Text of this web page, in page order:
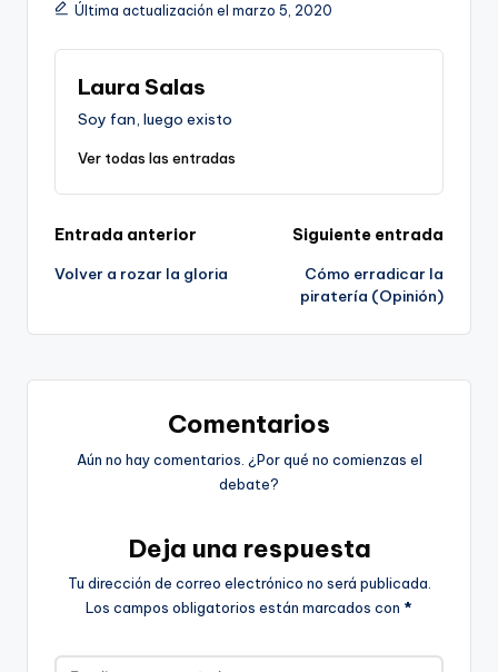
Última actualización el marzo 5, 2020
Laura Salas
Soy fan, luego existo
Ver todas las entradas
Navegación
de
entradas
Entrada anterior
Volver a rozar la gloria
Siguiente entrada
Cómo erradicar la
piratería (Opinión)
Comentarios
Aún no hay comentarios. ¿Por qué no comienzas el
debate?
Deja una respuesta
Tu dirección de correo electrónico no será publicada.
Los campos obligatorios están marcados con *